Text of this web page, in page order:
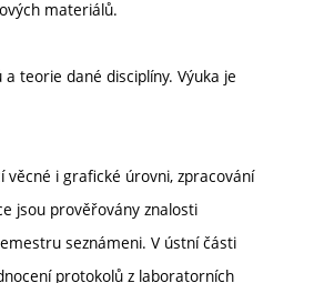
materiálů.
teorie dané disciplíny. Výuka je
věcné i grafické úrovni, zpracování
jsou prověřovány znalosti
seznámeni. V ústní části
protokolů z laboratorních